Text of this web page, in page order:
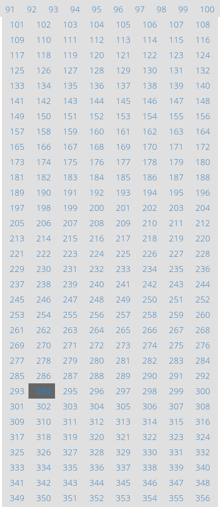
91
92 93 94 95 96 97 98 99
100
101
102 103 104 105 106 107
108
109
110 111 112 113 114 115
116
117
118 119 120 121 122 123
124
125
126 127 128 129 130 131
132
133
134 135 136 137 138 139
140
141
142 143 144 145 146 147
148
149
150 151 152 153 154 155
156
157
158 159 160 161 162 163
164
165
166 167 168 169 170 171
172
173
174 175 176 177 178 179
180
181
182 183 184 185 186 187
188
189
190 191 192 193 194 195
196
197
198 199 200 201 202 203
204
205
206 207 208 209 210 211
212
213
214 215 216 217 218 219
220
221
222 223 224 225 226 227
228
229
230 231 232 233 234 235
236
237
238 239 240 241 242 243
244
245
246 247 248 249 250 251
252
253
254 255 256 257 258 259
260
261
262 263 264 265 266 267
268
269
270 271 272 273 274 275
276
277
278 279 280 281 282 283
284
285
286 287 288 289 290 291
292
293
294 295 296 297 298 299
300
301
302 303 304 305 306 307
308
309
310 311 312 313 314 315
316
317
318 319 320 321 322 323
324
325
326 327 328 329 330 331
332
333
334 335 336 337 338 339
340
341
342 343 344 345 346 347
348
349
350 351 352 353 354 355 356